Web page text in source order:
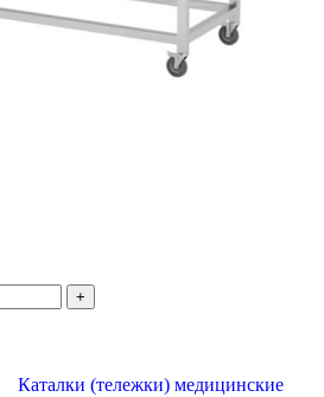
Каталки (тележки) медицинские